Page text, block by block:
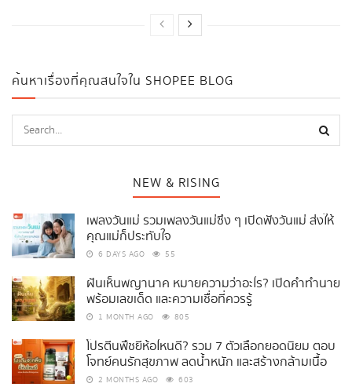
ค้นหาเรื่องที่คุณสนใจใน SHOPEE BLOG
NEW & RISING
เพลงวันแม่ รวมเพลงวันแม่ซึ้ง ๆ เปิดฟังวันแม่ ส่งให้
คุณแม่ก็ประทับใจ
6 DAYS AGO 55
ฝันเห็นพญานาค หมายความว่าอะไร? เปิดคำทำนาย
พร้อมเลขเด็ด และความเชื่อที่ควรรู้
1 MONTH AGO 805
โปรตีนพืชยี่ห้อไหนดี? รวม 7 ตัวเลือกยอดนิยม ตอบ
โจทย์คนรักสุขภาพ ลดน้ำหนัก และสร้างกล้ามเนื้อ
2 MONTHS AGO 603